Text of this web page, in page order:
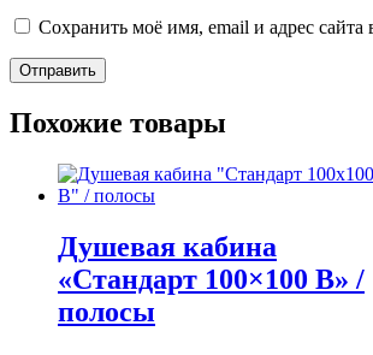
Сохранить моё имя, email и адрес
Похожие товары
Душевая кабина
«Стандарт 100×100 В» /
полосы